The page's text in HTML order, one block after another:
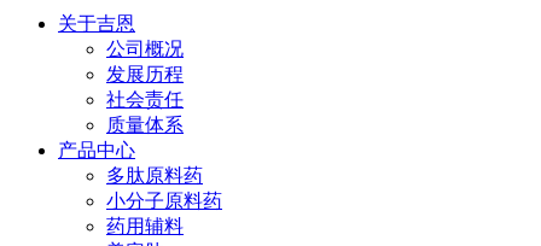
关于吉恩
公司概况
发展历程
社会责任
质量体系
产品中心
多肽原料药
小分子原料药
药用辅料